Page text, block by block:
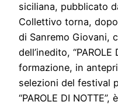
siciliana, pubblicato
Collettivo torna,
di Sanremo Giovani,
dell’inedito,
formazione, in
selezioni del festival
“PAROLE DI